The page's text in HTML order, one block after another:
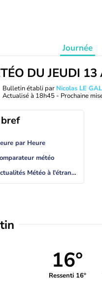
Journée
DU JEUDI
Bulletin établi par Nicolas LE
Actualisé à 18h45 - Prochaine
par Heure
météo
Actualités Météo à l'étranger
16°
Ressenti 16°